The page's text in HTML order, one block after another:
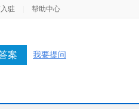
驻 帮助中心
案 我要提问